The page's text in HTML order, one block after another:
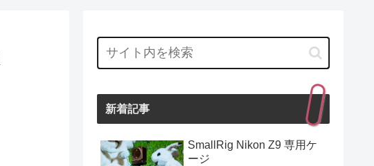
新着記事
SmallRig Nikon Z9 専用ケ
ージ